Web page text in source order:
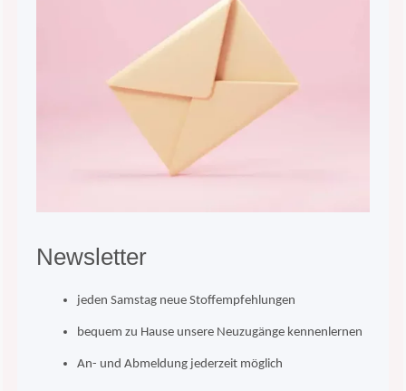
Newsletter
jeden Samstag neue Stoffempfehlungen
bequem zu Hause unsere Neuzugänge kennenlernen
An- und Abmeldung jederzeit möglich